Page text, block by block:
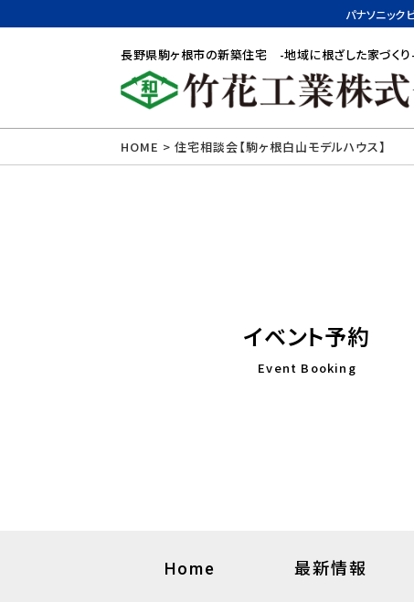
パナソニック
長野県駒ヶ根市の新築住宅 -地域に根ざした家づくり-
HOME > 住宅相談会【駒ヶ根白山モデルハウス】
イベント予約
Event Booking
Home 最新情報